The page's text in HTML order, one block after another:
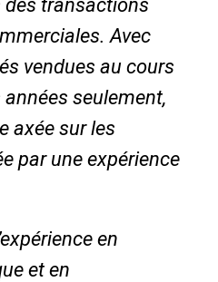
des transactions
Avec
vendues au cours
seulement,
axée sur les
par une expérience
en
et en